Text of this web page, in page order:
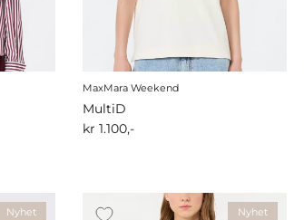
MaxMara Weekend
MultiD
kr 1.100,-
Nyhet Nyhet